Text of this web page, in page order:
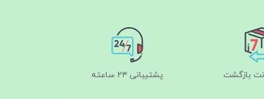
پشتیبانی ۲۴ ساعته